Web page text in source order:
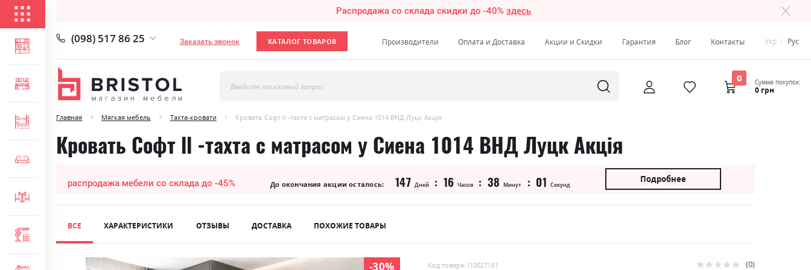
Распродажа со склада скидки до -40%здесь
ГОСТИНАЯ
СПАЛЬНЯ
ДЕТСКАЯ
МЯГКАЯ МЕБЕЛЬ
(098) 517 86 25 Заказать звонок КАТАЛОГ ТОВАРОВ Производители Оплата и Доставка Акции и Скидки Гарантия Блог Контакты Укр Рус
Введите поисковый запрос
0 Сумма покупок:
0 грн
Главная Мягкая мебель Тахта-кровати Кровать Софт ll -тахта с матрасом у Сиена 1014 ВНД Луцк Акція
Кровать Софт ll -тахта с матрасом у Сиена 1014 ВНД Луцк Акція
распродажа мебели со склада до -45% До окончания акции осталось: 147 Дней 16 Часов 38 Минут 00 Секунд
Подробнее
ВСЕ ХАРАКТЕРИСТИКИ ОТЗЫВЫ ДОСТАВКА ПОХОЖИЕ ТОВАРЫ
-30%
Skip
Код товара: l10027161 Рейтинг: 0